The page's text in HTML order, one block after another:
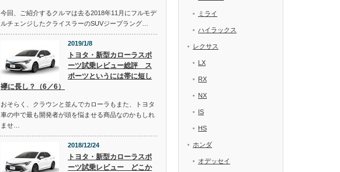
今回、ご紹介するクルマは去る2018年11月にフルモデ
ルチェンジしたクライスラーのSUVジープラング…
2019/1/8
トヨタ・新型カローラスポ
ーツ試乗レビュー総評 ス
ポーツというには帯に短し
襷に長し？（6／6）
おそらく、クラウンと並んでカローラもまた、トヨタ
車の中で最も開発者が頭を悩ませる商品なのかもしれ
ませ…
2018/12/24
トヨタ・新型カローラスポ
ーツ試乗レビュー どこか
ミライ
ハイラックス
レクサス
LX
RX
NX
IS
HS
ホンダ
オデッセイ